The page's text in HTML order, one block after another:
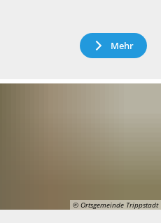
Mehr
© Ortsgemeinde Trippstadt